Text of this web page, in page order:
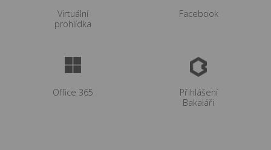
Virtuální
prohlídka
Facebook
Office 365
Přihlášení
Bakaláři